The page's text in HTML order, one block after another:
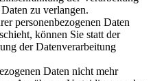
zu verlangen.
personenbezogenen Daten
können Sie statt der
der Datenverarbeitung
Daten nicht mehr